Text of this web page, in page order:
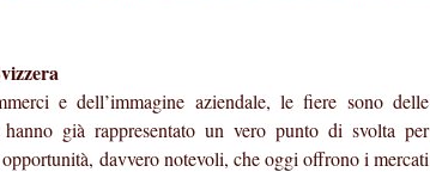
e dell’immagine aziendale, le fiere sono delle
hanno già rappresentato un vero punto di svolta per
davvero notevoli, che oggi offrono i mercati